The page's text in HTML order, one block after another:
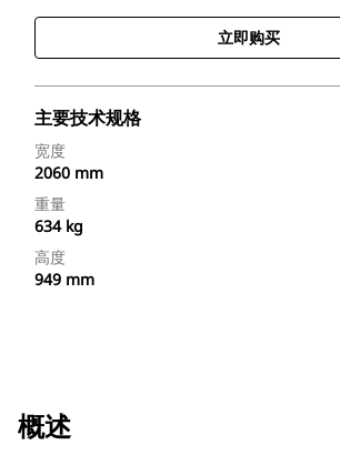
立即购买
主要技术规格
宽度
2060 mm
重量
634 kg
高度
949 mm
概述